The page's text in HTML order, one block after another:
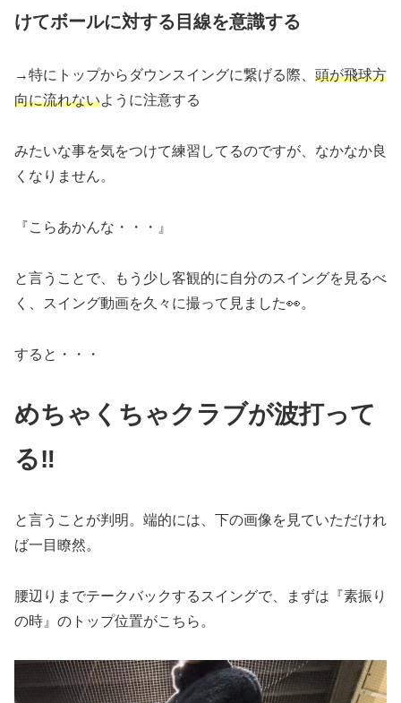
けてボールに対する目線を意識する
→特にトップからダウンスイングに繋げる際、 頭が飛球方
向に流れないように注意する
みたいな事を気をつけて練習してるのですが、なかなか良
くなりません。
『こらあかんな・・・』
と言うことで、もう少し客観的に自分のスイングを見るべ
く、スイング動画を久々に撮って見ました👀。
すると・・・
めちゃくちゃクラブが波打って
る‼️
と言うことが判明。端的には、下の画像を見ていただけれ
ば一目瞭然。
腰辺りまでテークバックするスイングで、まずは『素振り
の時』のトップ位置がこちら。